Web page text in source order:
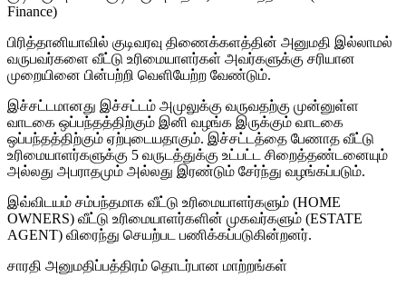
Finance)
பிரித்தானியாவில் குடிவரவு திணைக்களத்தின் அனுமதி இல்லாமல்
வருபவர்களை வீட்டு உரிமையாளர்கள் அவர்களுக்கு சரியான
முறையினை பின்பற்றி வெளியேற்ற வேண்டும்.
இச்சட்டமானது இச்சட்டம் அமுலுக்கு வருவதற்கு முன்னுள்ள
வாடகை ஒப்பந்தத்திற்கும் இனி வழங்க இருக்கும் வாடகை
ஒப்பந்தத்திற்கும் ஏற்புடையதாகும். இச்சட்டத்தை பேணாத வீட்டு
உரிமையாளர்களுக்கு 5 வருடத்துக்கு உட்பட்ட சிறைத்தண்டனையும்
அல்லது அபராதமும் அல்லது இரண்டும் சேர்ந்து வழங்கப்படும்.
இவ்விடயம் சம்பந்தமாக வீட்டு உரிமையாளர்களும் (HOME
OWNERS) வீட்டு உரிமையாளர்களின் முகவர்களும் (ESTATE
AGENT) விரைந்து செயற்பட பணிக்கப்படுகின்றனர்.
சாரதி அனுமதிப்பத்திரம் தொடர்பான மாற்றங்கள்